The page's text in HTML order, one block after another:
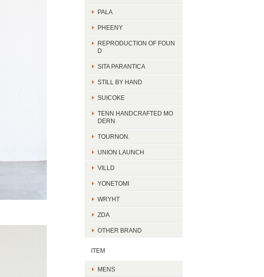
PALA
PHEENY
REPRODUCTION OF FOUN
D
SITA PARANTICA
STILL BY HAND
SUICOKE
TENN HANDCRAFTED MO
DERN
TOURNON.
UNION LAUNCH
VILLD
YONETOMI
WRYHT
ZDA
OTHER BRAND
ITEM
MENS